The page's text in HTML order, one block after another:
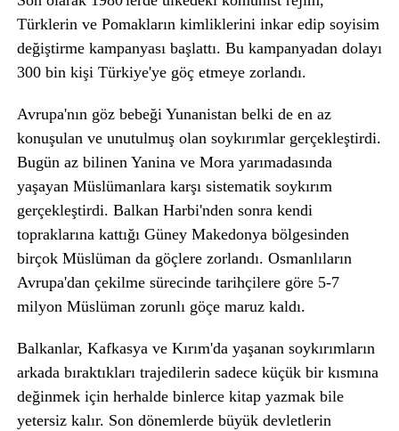
Türklerin ve Pomakların kimliklerini inkar edip soyisim
değiştirme kampanyası başlattı. Bu kampanyadan dolayı
300 bin kişi Türkiye'ye göç etmeye zorlandı.
Avrupa'nın göz bebeği Yunanistan belki de en az
konuşulan ve unutulmuş olan soykırımlar gerçekleştirdi.
Bugün az bilinen Yanina ve Mora yarımadasında
yaşayan Müslümanlara karşı sistematik soykırım
gerçekleştirdi. Balkan Harbi'nden sonra kendi
topraklarına kattığı Güney Makedonya bölgesinden
birçok Müslüman da göçlere zorlandı. Osmanlıların
Avrupa'dan çekilme sürecinde tarihçilere göre 5-7
milyon Müslüman zorunlı göçe maruz kaldı.
Balkanlar, Kafkasya ve Kırım'da yaşanan soykırımların
arkada bıraktıkları trajedilerin sadece küçük bir kısmına
değinmek için herhalde binlerce kitap yazmak bile
yetersiz kalır. Son dönemlerde büyük devletlerin